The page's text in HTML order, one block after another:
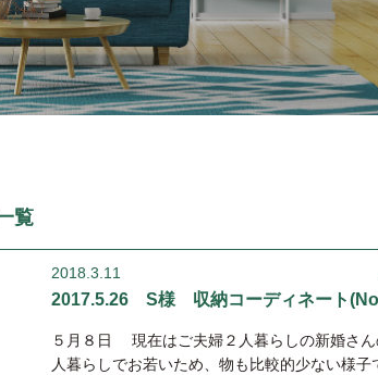
覧
2018.3.11
2017.5.26 S様 収納コーディネート
５月８日 現在はご夫婦２人暮らしの新婚さん
人暮らしでお若いため、物も比較的少ない様